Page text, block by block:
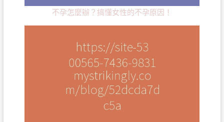
不孕怎麼辦？搞懂女性的不孕原因！